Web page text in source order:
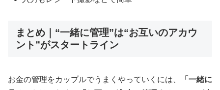
まとめ｜“一緒に管理”は“お互いのアカウ
ント”がスタートライン
お金の管理をカップルでうまくやっていくには、
「一緒に